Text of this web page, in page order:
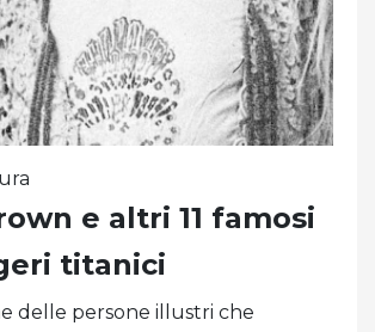
e altri 11 famosi
titanici
delle persone illustri che